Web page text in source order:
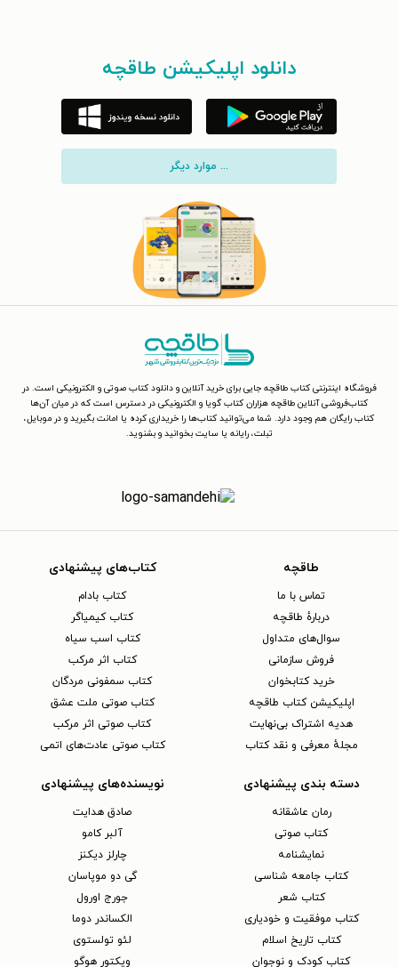
دانلود اپلیکیشن طاقچه
... موارد دیگر
فروشگاه اینترنتی کتاب طاقچه جایی برای خرید آنلاین و دانلود کتاب صوتی و الکترونیکی است. در
کتاب‌فروشی آنلاین طاقچه هزاران کتاب گویا و الکترونیکی در دسترس است که در میان آن‌ها
کتاب رایگان هم وجود دارد. شما می‌توانید کتاب‌ها را خریداری کرده یا امانت بگیرید و در موبایل،
تبلت، رایانه یا سایت بخوانید و بشنوید.
طاقچه
تماس با ما
دربارهٔ طاقچه
سوال‌های متداول
فروش سازمانی
خرید کتابخوان
اپلیکیشن کتاب طاقچه
هدیه اشتراک بی‌نهایت
مجلهٔ معرفی و نقد کتاب
کتاب‌های پیشنهادی
کتاب بادام
کتاب کیمیاگر
کتاب اسب سیاه
کتاب اثر مرکب
کتاب سمفونی مردگان
کتاب صوتی ملت عشق
کتاب صوتی اثر مرکب
کتاب صوتی عادت‌های اتمی
دسته بندی پیشنهادی
رمان عاشقانه
کتاب‌ صوتی
نمایشنامه
کتاب جامعه شناسی
کتاب شعر
کتاب موفقیت و خودیاری
کتاب تاریخ اسلام
کتاب کودک و نوجوان
نویسنده‌های پیشنهادی
صادق هدایت
آلبر کامو
چارلز دیکنز
گی دو موپاسان
جورج اورول
الکساندر دوما
لئو تولستوی
ویکتور هوگو